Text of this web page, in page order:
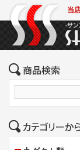
当